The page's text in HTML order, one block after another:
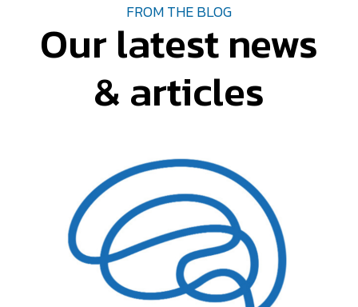
FROM THE BLOG
Our latest news
& articles